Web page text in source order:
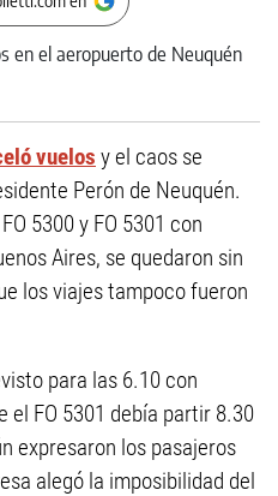
vuelos y el caos se
Perón de Neuquén.
5300 y FO 5301 con
Aires, se quedaron sin
los viajes tampoco fueron
para las 6.10 con
el FO 5301 debía partir 8.30
expresaron los pasajeros
alegó la imposibilidad del